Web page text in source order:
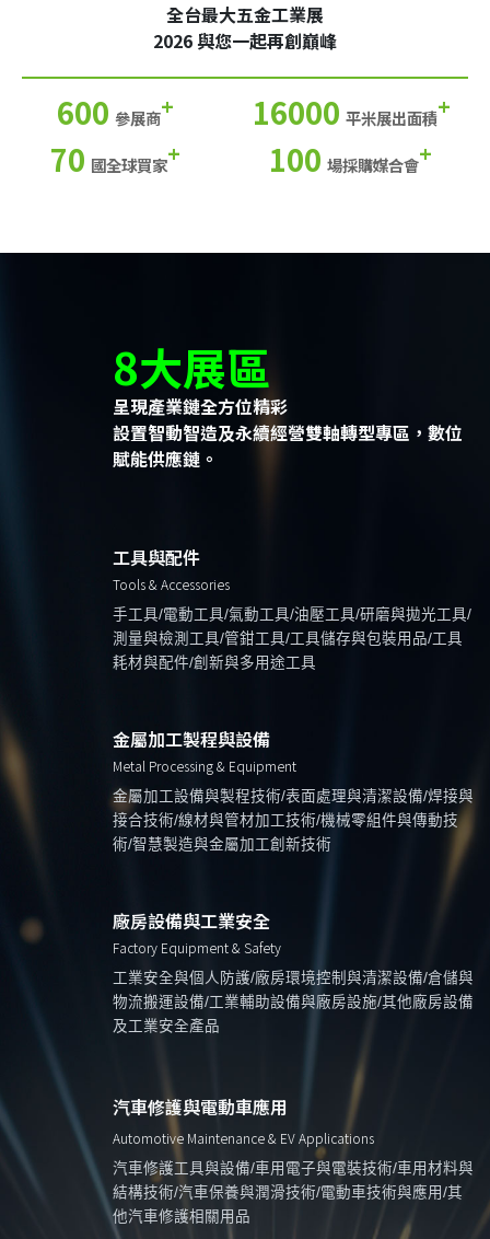
全台最大五金工業展
2026 與您一起再創巔峰
600 參展商+ 16000 平米展出面積+
70 國全球買家+ 100 場採購媒合會+
8大展區
呈現產業鏈全方位精彩
設置智動智造及永續經營雙軸轉型專區，數位
賦能供應鏈。
工具與配件
Tools & Accessories
手工具/電動工具/氣動工具/油壓工具/研磨與拋光工具/
測量與檢測工具/管鉗工具/工具儲存與包裝用品/工具
耗材與配件/創新與多用途工具
金屬加工製程與設備
Metal Processing & Equipment
金屬加工設備與製程技術/表面處理與清潔設備/焊接與
接合技術/線材與管材加工技術/機械零組件與傳動技
術/智慧製造與金屬加工創新技術
廠房設備與工業安全
Factory Equipment & Safety
工業安全與個人防護/廠房環境控制與清潔設備/倉儲與
物流搬運設備/工業輔助設備與廠房設施/其他廠房設備
及工業安全產品
汽車修護與電動車應用
Automotive Maintenance & EV Applications
汽車修護工具與設備/車用電子與電裝技術/車用材料與
結構技術/汽車保養與潤滑技術/電動車技術與應用/其
他汽車修護相關用品